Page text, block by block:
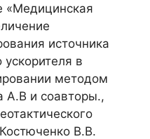
«Медицинская
источника
ускорителя в
методом
А.В и соавторы.,
В.В.